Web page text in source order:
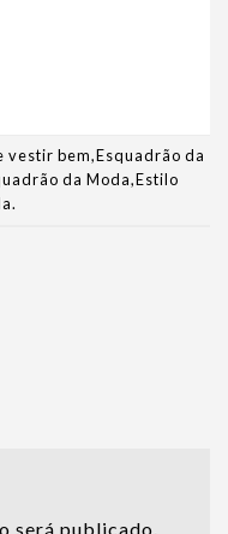
vestir bem,Esquadrão da
da Moda,Estilo
.
será publicado.